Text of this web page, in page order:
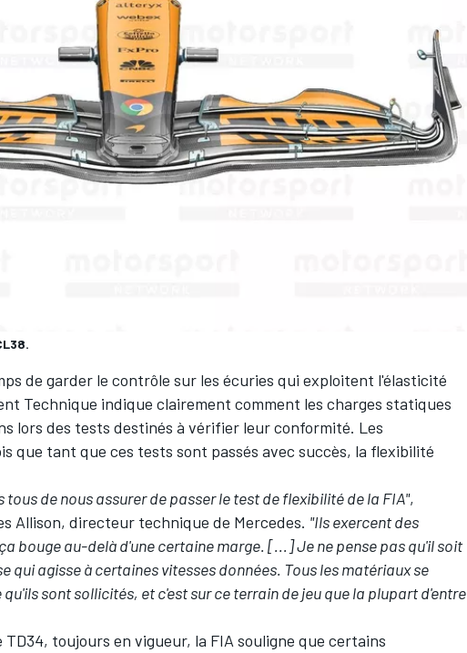
de garder le contrôle sur les écuries qui exploitent l'élasticité
Technique indique clairement comment les charges statiques
lors des tests destinés à vérifier leur conformité. Les
que tant que ces tests sont passés avec succès, la flexibilité
tous de nous assurer de passer le test de flexibilité de la FIA",
Allison, directeur technique de Mercedes. "Ils exercent des
bouge au-delà d'une certaine marge. [...]Je ne pense pas qu'il soit
qui agisse à certaines vitesses données. Tous les matériaux se
sont sollicités, et c'est sur ce terrain de jeu que la plupart d'entre
toujours en vigueur, la FIA souligne que certains